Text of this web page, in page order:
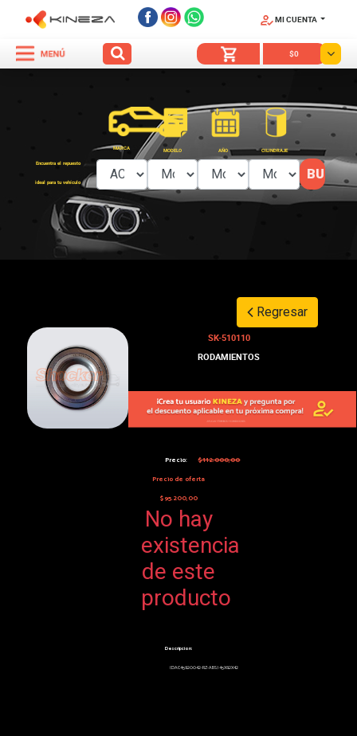
MI CUENTA
$0
Encuentra el repuesto
ideal para tu vehículo
MARCA MODELO AÑO CILINDRAJE
Regresar
SK-510110
RODAMIENTOS
Precio:
$112.000,00
Precio de oferta
$95.200,00
No hay
existencia
de este
producto
Descripcion:
(DAC45820042-RZ-ABS) 45X82X42